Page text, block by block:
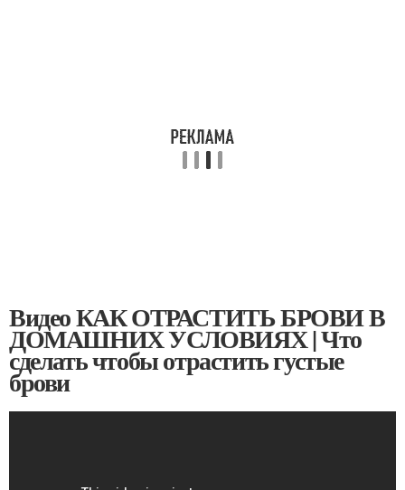
Видео КАК ОТРАСТИТЬ БРОВИ В
ДОМАШНИХ УСЛОВИЯХ | Что
сделать чтобы отрастить густые
брови